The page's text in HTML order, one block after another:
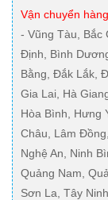
Vận chuyển
- Vũng Tàu, Bắc
Định, Bình
Bằng, Đắk Lắk,
Gia Lai, Hà
Hòa Bình, Hưng
Châu, Lâm
Nghệ An, Ninh
Quảng Nam,
Sơn La, Tây